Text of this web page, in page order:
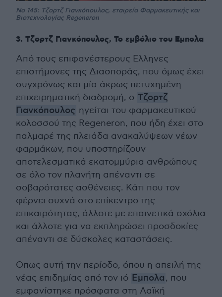
No 145: Τζορτζ Γιανκόπουλος, εταιρεία Φαρμακευτικής και
Βιοτεχνολογίας Regeneron
3. Τζορτζ Γιανκόπουλος, Το εμβόλιο του Εμπολα
Από τους επιφανέστερους Ελληνες
επιστήμονες της Διασποράς, που όμως έχει
συγχρόνως και μία άκρως πετυχημένη
επιχειρηματική διαδρομή, ο Τζορτζ
Γιανκόπουλος ηγείται του φαρμακευτικού
κολοσσού της Regeneron, που ήδη έχει στο
παλμαρέ της πλειάδα ανακαλύψεων νέων
φαρμάκων, που υποστηρίζουν
αποτελεσματικά εκατομμύρια ανθρώπους
σε όλο τον πλανήτη απέναντι σε
σοβαρότατες ασθένειες. Κάτι που τον
φέρνει συχνά στο επίκεντρο της
επικαιρότητας, άλλοτε με επαινετικά σχόλια
και άλλοτε για να εκπληρώσει προσδοκίες
απέναντι σε δύσκολες καταστάσεις.
Οπως αυτή την περίοδο, όπου η απειλή της
νέας επιδημίας από τον ιό Εμπολα, που
εμφανίστηκε πρόσφατα στη Λαϊκή